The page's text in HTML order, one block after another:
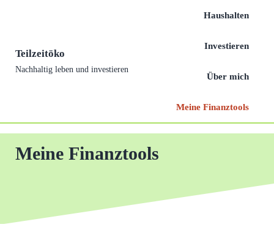
Teilzeitöko
Nachhaltig leben und investieren
Haushalten
Investieren
Über mich
Meine Finanztools
Meine Finanztools